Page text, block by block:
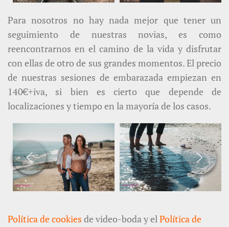
Para nosotros no hay nada mejor que tener un
seguimiento de nuestras novias, es como
reencontrarnos en el camino de la vida y disfrutar
con ellas de otro de sus grandes momentos. El precio
de nuestras sesiones de embarazada empiezan en
140€+iva, si bien es cierto que depende de
localizaciones y tiempo en la mayoría de los casos.
Política de cookies de video-boda y elPolítica de